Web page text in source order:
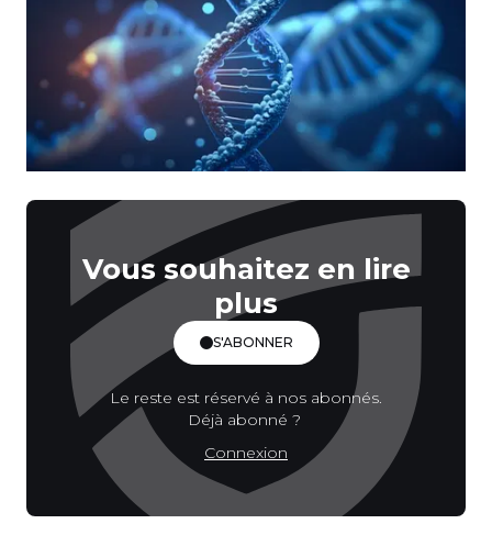
Vous souhaitez en lire
plus
S'ABONNER
Le reste est réservé à nos abonnés.
Déjà abonné ?
Connexion